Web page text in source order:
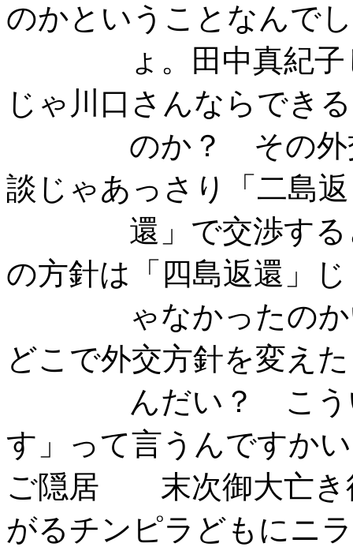
のかということなんでし
ょ。田中真紀子じ
じゃ川口さんならできる
のか？ その外交っ
談じゃあっさり「二島返
還」で交渉すると
の方針は「四島返還」じ
ゃなかったのかい
どこで外交方針を変えた
んだい？ こうい
す」って言うんですか
ご隠居 末次御大亡き
がるチンピラどもにニラ